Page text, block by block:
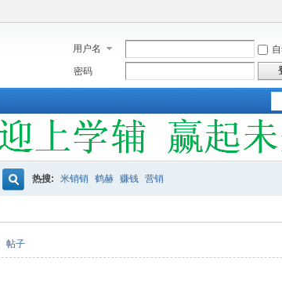
用户名
密码
热搜: 米销销 鹤赫 赚钱 营销
帖子